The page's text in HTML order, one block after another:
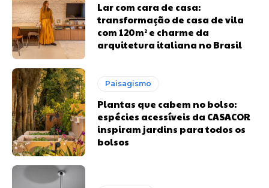
Lar com cara de casa:
transformação de casa de vila
com 120m² e charme da
arquitetura italiana no Brasil
Paisagismo
Plantas que cabem no bolso:
espécies acessíveis da CASACOR
inspiram jardins para todos os
bolsos